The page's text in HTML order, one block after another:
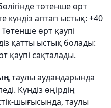
төтенше өрт
күндіз аптап ыстық: +40
Төтенше өрт қаупі
қатты ыстық болады:
қаупі сақталады.
таулы аудандарында
Күндіз өңірдің
шығысында, таулы